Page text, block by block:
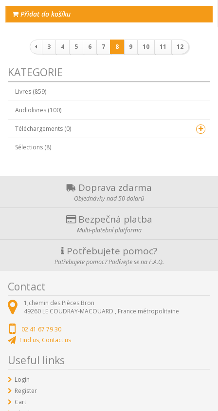
Přidat do košíku
Stránkování
3 4 5 6 7 8 9 10 11 12
KATEGORIE
Livres (859)
Audiolivres (100)
Téléchargements (0)
Sélections (8)
Doprava zdarma
Objednávky nad 50 dolarů
Bezpečná platba
Multi-platební platforma
Potřebujete pomoc?
Potřebujete pomoc? Podívejte se na F.A.Q.
Contact
1,chemin des Pièces Bron
49260 LE COUDRAY-MACOUARD , France métropolitaine
02 41 67 79 30
Find us, Contact us
Useful links
Login
Register
Cart